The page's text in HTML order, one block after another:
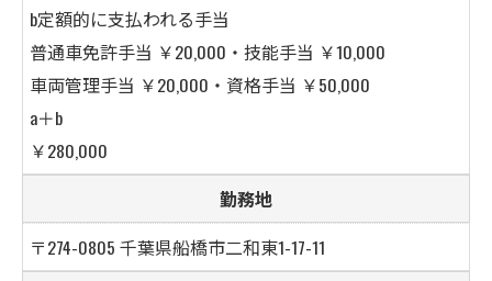
b定額的に支払われる手当
普通車免許手当 ￥20,000・技能手当 ￥10,000
車両管理手当 ￥20,000・資格手当 ￥50,000
a＋b
￥280,000
勤務地
〒274-0805 千葉県船橋市二和東1-17-11